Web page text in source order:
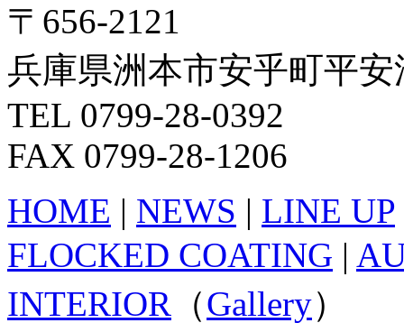
〒656-2121
兵庫県洲本市安乎町平安
TEL 0799-28-0392
FAX 0799-28-1206
HOME | NEWS | LINE UP
FLOCKED COATING |
INTERIOR （Gallery）